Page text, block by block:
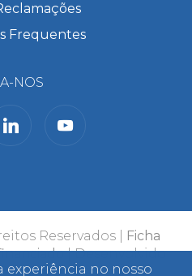
Frequentes
NOS
Reservados |
Ficha
| Desenvolvido
experiência no nosso